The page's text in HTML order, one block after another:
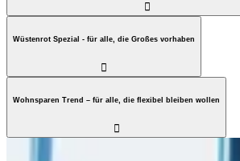

Wüstenrot Spezial - für alle, die Großes vorhaben

Wohnsparen Trend – für alle, die flexibel bleiben wollen
